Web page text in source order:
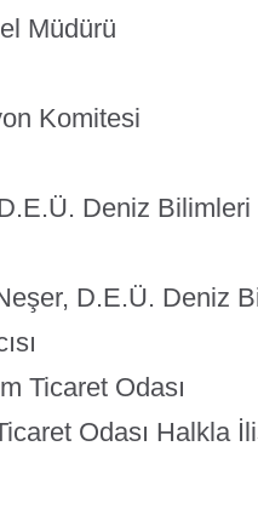
Müdürü
Komitesi
Deniz
D.E.Ü. Deniz
Ticaret Odası
Odası Halkla